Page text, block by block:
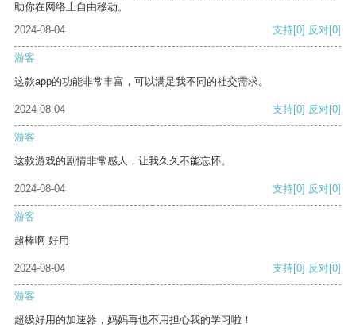
助你在网络上自由移动。
2024-08-04
支持[0] 反对[0]
游客
这款app的功能非常丰富，可以满足我不同的社交需求。
2024-08-04 支持[0] 反对[0]
游客
这款游戏的剧情非常感人，让我久久不能忘怀。
2024-08-04 支持[0] 反对[0]
游客
超棒啊 好用
2024-08-04 支持[0] 反对[0]
游客
超级好用的加速器，妈妈再也不用担心我的学习啦！